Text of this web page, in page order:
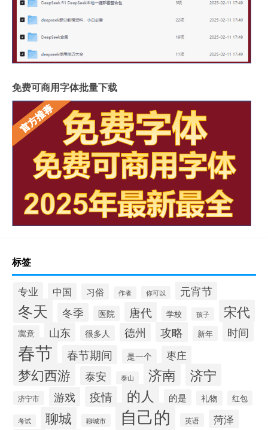
免费可商用字体批量下载
标签
专业 中国 习俗 作者 你可以 元宵节
冬天 冬季 医院 唐代 学校 孩子 宋代
寓意 山东 很多人 德州 攻略 新年 时间
春节 春节期间 是一个 枣庄
梦幻西游 泰安 泰山 济南 济宁
济宁市 游戏 疫情 的人 的是 礼物 红包
考试 聊城 聊城市 自己的 英语 菏泽